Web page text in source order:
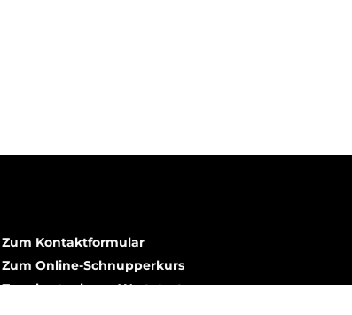
Zum Kontaktformular
Zum Online-Schnupperkurs
Zum kostenlosen Wertetest